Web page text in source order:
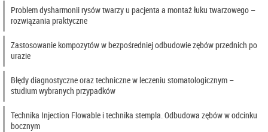
Problem dysharmonii rysów twarzy u pacjenta a montaż łuku twarzowego –
rozwiązania praktyczne
Zastosowanie kompozytów w bezpośredniej odbudowie zębów przednich po
urazie
Błędy diagnostyczne oraz techniczne w leczeniu stomatologicznym –
studium wybranych przypadków
Technika Injection Flowable i technika stempla. Odbudowa zębów w odcinku
bocznym